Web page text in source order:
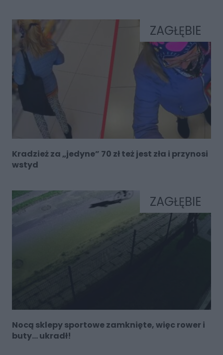
ZAGŁĘBIE
Kradzież za „jedyne” 70 zł też jest zła i przynosi
wstyd
ZAGŁĘBIE
Nocą sklepy sportowe zamknięte, więc rower i
buty… ukradł!